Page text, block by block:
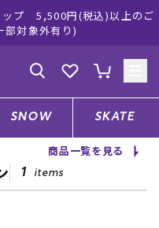
ップ 5,500円(税込)以上のご
対象外有り)
会員登録
SNOW SKATE
商品一覧を見る
1 items